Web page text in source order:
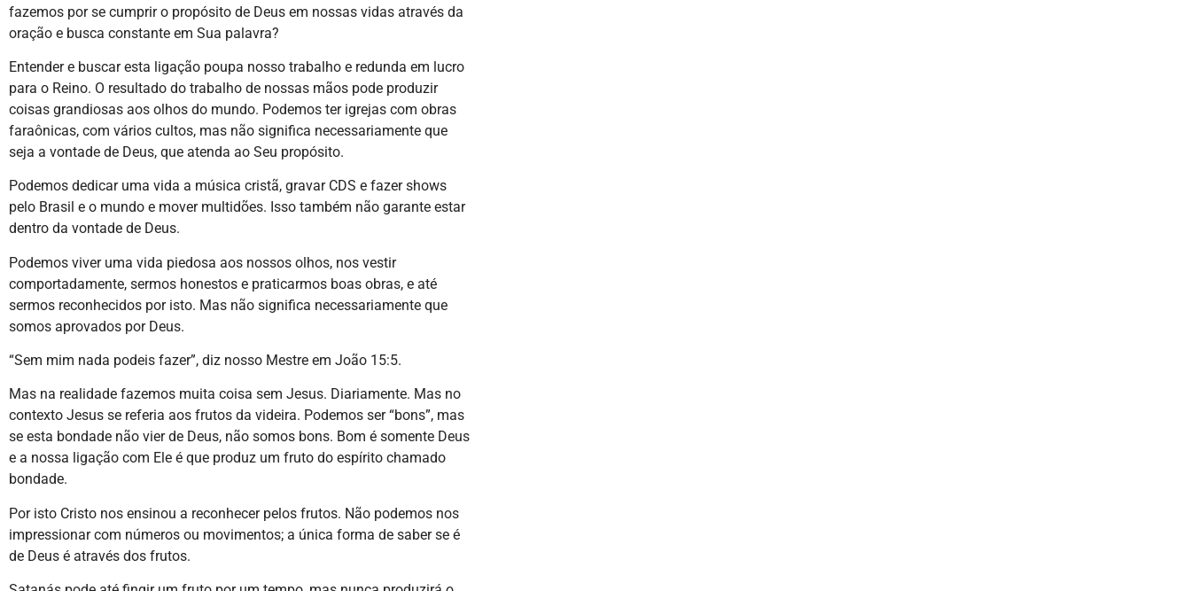
fazemos por se cumprir o propósito de Deus em nossas vidas através da
oração e busca constante em Sua palavra?
Entender e buscar esta ligação poupa nosso trabalho e redunda em lucro
para o Reino. O resultado do trabalho de nossas mãos pode produzir
coisas grandiosas aos olhos do mundo. Podemos ter igrejas com obras
faraônicas, com vários cultos, mas não significa necessariamente que
seja a vontade de Deus, que atenda ao Seu propósito.
Podemos dedicar uma vida a música cristã, gravar CDS e fazer shows
pelo Brasil e o mundo e mover multidões. Isso também não garante estar
dentro da vontade de Deus.
Podemos viver uma vida piedosa aos nossos olhos, nos vestir
comportadamente, sermos honestos e praticarmos boas obras, e até
sermos reconhecidos por isto. Mas não significa necessariamente que
somos aprovados por Deus.
“Sem mim nada podeis fazer”, diz nosso Mestre em João 15:5.
Mas na realidade fazemos muita coisa sem Jesus. Diariamente. Mas no
contexto Jesus se referia aos frutos da videira. Podemos ser “bons”, mas
se esta bondade não vier de Deus, não somos bons. Bom é somente Deus
e a nossa ligação com Ele é que produz um fruto do espírito chamado
bondade.
Por isto Cristo nos ensinou a reconhecer pelos frutos. Não podemos nos
impressionar com números ou movimentos; a única forma de saber se é
de Deus é através dos frutos.